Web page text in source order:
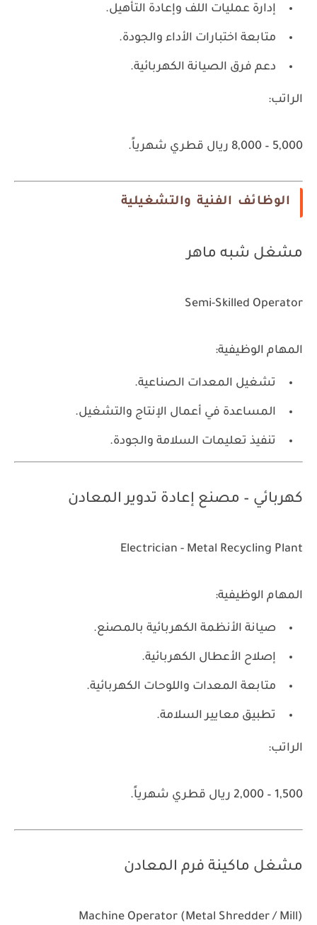
إدارة عمليات اللف وإعادة التأهيل.
متابعة اختبارات الأداء والجودة.
دعم فرق الصيانة الكهربائية.
الراتب:
5,000 – 8,000 ريال قطري شهرياً.
الوظائف الفنية والتشغيلية
مشغل شبه ماهر
Semi-Skilled Operator
المهام الوظيفية:
تشغيل المعدات الصناعية.
المساعدة في أعمال الإنتاج والتشغيل.
تنفيذ تعليمات السلامة والجودة.
كهربائي – مصنع إعادة تدوير المعادن
Electrician - Metal Recycling Plant
المهام الوظيفية:
صيانة الأنظمة الكهربائية بالمصنع.
إصلاح الأعطال الكهربائية.
متابعة المعدات واللوحات الكهربائية.
تطبيق معايير السلامة.
الراتب:
1,500 – 2,000 ريال قطري شهرياً.
مشغل ماكينة فرم المعادن
Machine Operator (Metal Shredder / Mill)